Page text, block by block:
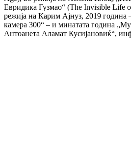
Евридика Гузмао“ (The Invisible Life
режија на Карим Ајнуз, 2019 година –
камера 300“ – и минатата година
Антоанета Аламат Кусијановиќ“,